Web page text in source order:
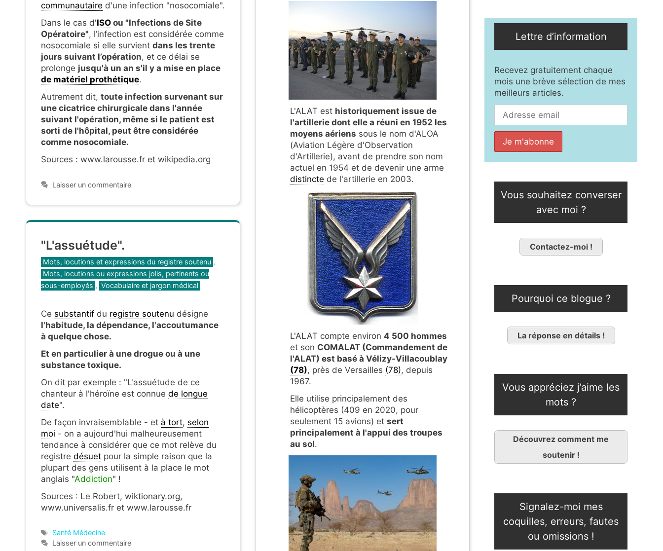
L'ALAT est historiquement issue de
l'artillerie dont elle a réuni en 1952 les
moyens aériens sous le nom d'ALOA
(Aviation Légère d'Observation
d'Artillerie), avant de prendre son nom
actuel en 1954 et de devenir une arme
distincte de l'artillerie en 2003.
L'ALAT compte environ 4 500 hommes
et son COMALAT (Commandement de
l'ALAT) est basé à Vélizy-Villacoublay
(78), près de Versailles (78), depuis
1967.
Elle utilise principalement des
hélicoptères (409 en 2020, pour
seulement 15 avions) et sert
principalement à l'appui des troupes
au sol.
communautaire d'une infection "nosocomiale".
Dans le cas d'ISO ou "Infections de Site
Opératoire", l’infection est considérée comme
nosocomiale si elle survient dans les trente
jours suivant l’opération, et ce délai se
prolonge jusqu'à un an s'il y a mise en place
de matériel prothétique.
Autrement dit, toute infection survenant sur
une cicatrice chirurgicale dans l'année
suivant l'opération, même si le patient est
sorti de l'hôpital, peut être considérée
comme nosocomiale.
Sources : www.larousse.fr et wikipedia.org
Laisser un commentaire
"L'assuétude".
Catégories
Mots, locutions et expressions du registre soutenu ,
Mots, locutions ou expressions jolis, pertinents ou
sous-employés , Vocabulaire et jargon médical
Ce substantif du registre soutenu désigne
l'habitude, la dépendance, l'accoutumance
à quelque chose.
Et en particulier à une drogue ou à une
substance toxique.
On dit par exemple : "L'assuétude de ce
chanteur à l'héroïne est connue de longue
date".
De façon invraisemblable - et à tort, selon
moi - on a aujourd'hui malheureusement
tendance à considérer que ce mot relève du
registre désuet pour la simple raison que la
plupart des gens utilisent à la place le mot
anglais "Addiction" !
Sources : Le Robert, wiktionary.org,
www.universalis.fr et www.larousse.fr
Étiquettes
Santé Médecine
Laisser un commentaire
Lettre d’information
Recevez gratuitement chaque
mois une brève sélection de mes
meilleurs articles.
Vous souhaitez converser
avec moi ?
Contactez-moi !
Pourquoi ce blogue ?
La réponse en détails !
Vous appréciez j’aime les
mots ?
Découvrez comment me
soutenir !
Signalez-moi mes
coquilles, erreurs, fautes
ou omissions !